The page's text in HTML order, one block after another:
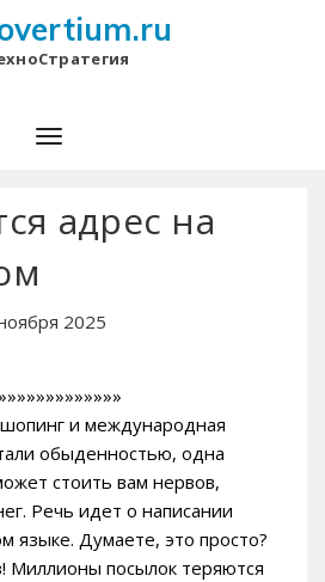
адрес на
2025
и международная
обыденностью, одна
стоить вам нервов,
Речь идет о написании
языке. Думаете, это просто?
посылок теряются